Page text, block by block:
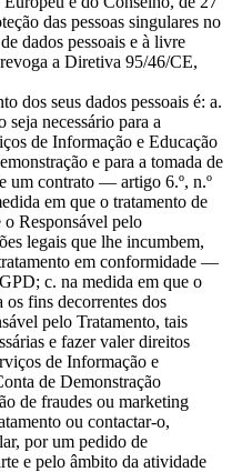
das pessoas singulares no
dados pessoais e à livre
a Diretiva 95/46/CE,
dos seus dados pessoais é: a.
seja necessário para a
de Informação e Educação
e para a tomada de
um contrato — artigo 6.º, n.º
em que o tratamento de
o Responsável pelo
legais que lhe incumbem,
em conformidade —
c. na medida em que o
os fins decorrentes dos
pelo Tratamento, tais
e fazer valer direitos
de Informação e
de Demonstração
de fraudes ou marketing
ou contactar-o,
por um pedido de
e pelo âmbito da atividade